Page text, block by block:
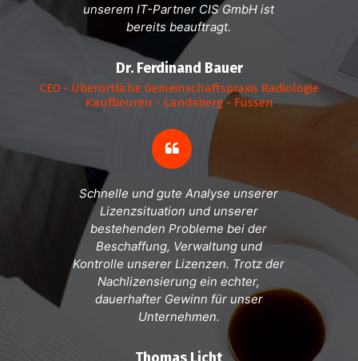
unserem IT-Partner CIS GmbH ist
bereits beauftragt.
Dr. Ferdinand Bauer
CEO • Überörtliche Gemeinschaftspraxis Radiologie
Kaufbeuren - Landsberg - Füssen
Schnelle und gute Analyse unserer
Lizenzsituation und unserer
bestehenden Probleme bei der
Beschaffung, Verwaltung und
Kontrolle unserer Lizenzen. Trotz der
Nachlizensierung ein echter,
dauerhafter Gewinn für unser
Unternehmen.